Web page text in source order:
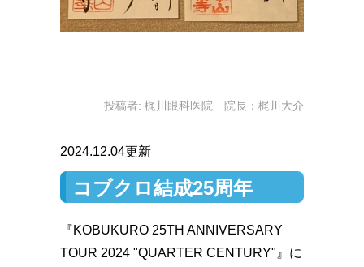
投稿者: 梶川眼科医院 院長：梶川大介
2024.12.04更新
コブクロ結成25周年
『KOBUKURO 25TH ANNIVERSARY
TOUR 2024 "QUARTER CENTURY"』に